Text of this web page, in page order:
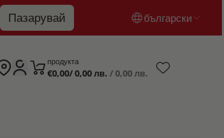
Пазарувай български
English
продукта
€0,00/ 0,00 лв. / 0,00 лв.